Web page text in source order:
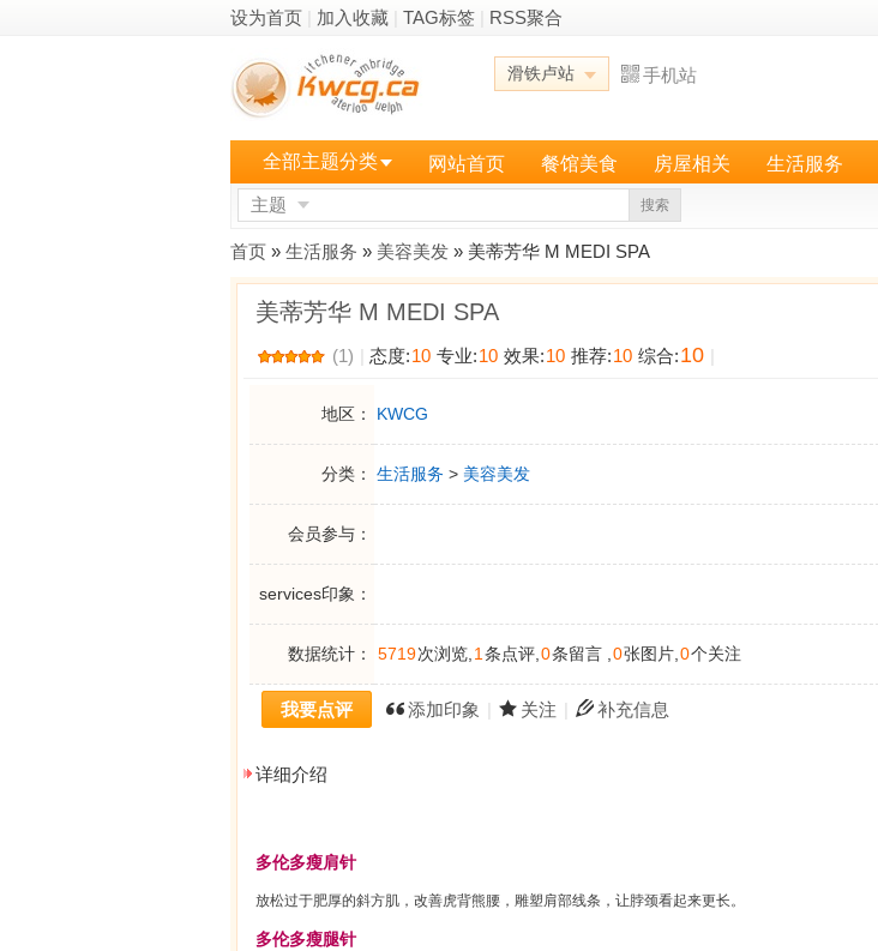
设为首页 加入收藏 TAG标签 RSS聚合
滑铁卢站 手机站
全部主题分类 网站首页 餐馆美食 房屋相关 生活服务
主题 搜索
首页 » 生活服务 » 美容美发 » 美蒂芳华 M MEDI SPA
美蒂芳华 M MEDI SPA
(1) 态度:10 专业:10 效果:10 推荐:10 综合:10
地区： KWCG
分类： 生活服务 > 美容美发
会员参与：
services印象：
数据统计： 5719次浏览, 1 条点评, 0条留言 , 0张图片, 0个关注
我要点评 添加印象 关注 补充信息
详细介绍
多伦多瘦肩针
放松过于肥厚的斜方肌，改善虎背熊腰，雕塑肩部线条，让脖颈看起来更长。
多伦多瘦腿针